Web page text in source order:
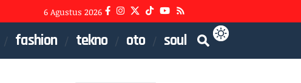
6 Agustus 2026
fashion tekno oto soul